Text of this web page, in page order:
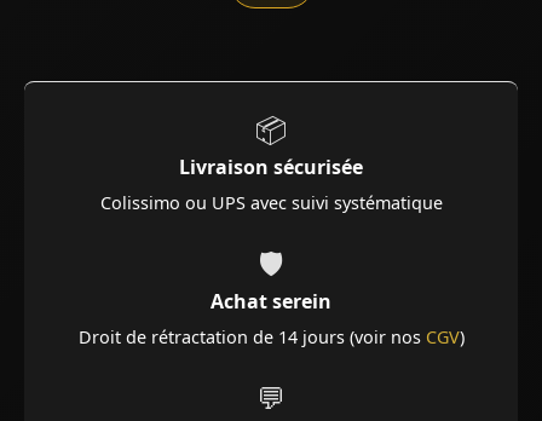
📦
Livraison sécurisée
Colissimo ou UPS avec suivi systématique
🛡️
Achat serein
Droit de rétractation de 14 jours (voir nos CGV)
💬